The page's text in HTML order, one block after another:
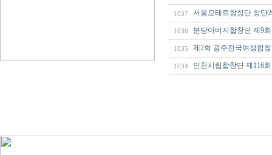
1037 서울모테트합창단 창단
1036 분당아버지합창단 제9
1035 제2회 광주전국여성합
1034 인천시립합창단 제116